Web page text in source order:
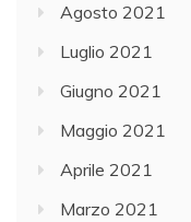
Agosto 2021
Luglio 2021
Giugno 2021
Maggio 2021
Aprile 2021
Marzo 2021